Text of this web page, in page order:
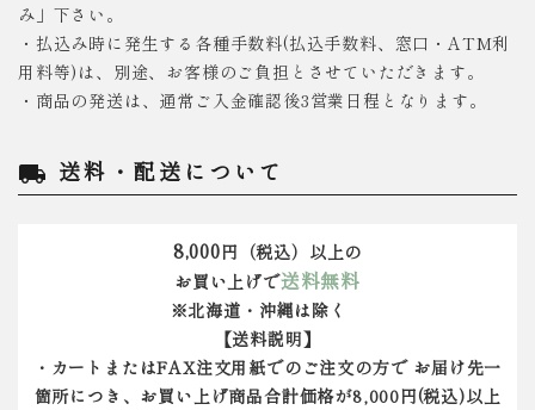
み」下さい。
・払込み時に発生する各種手数料(払込手数料、窓口・ATM利
用料等)は、別途、お客様のご負担とさせていただきます。
・商品の発送は、通常ご入金確認後3営業日程となります。
local_shipping 送料・配送について
8,000円（税込）以上の
お買い上げで送料無料
※北海道・沖縄は除く
【送料説明】
・カートまたはFAX注文用紙でのご注文の方で お届け先一
箇所につき、お買い上げ商品合計価格が8,000円(税込)以上